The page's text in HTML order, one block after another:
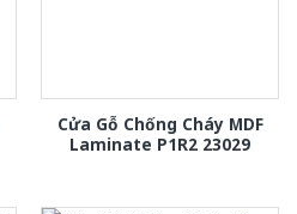
Cửa Gỗ Chống Cháy MDF
Laminate P1R2 23029